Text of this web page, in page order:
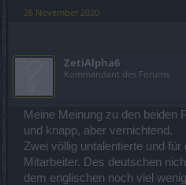
26 November 2020
ZetiAlpha6
Kommandant des Forums
Meine Meinung zu den beiden
und knapp, aber vernichtend.
Zwei völlig untalentierte und
Mitarbeiter. Des deutschen
dem englischen noch viel